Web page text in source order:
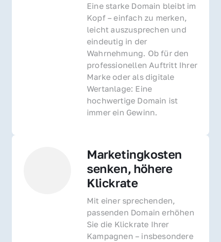
Eine starke Domain bleibt im
Kopf – einfach zu merken,
leicht auszusprechen und
eindeutig in der
Wahrnehmung. Ob für den
professionellen Auftritt Ihrer
Marke oder als digitale
Wertanlage: Eine
hochwertige Domain ist
immer ein Gewinn.
Marketingkosten
senken, höhere
Klickrate
Mit einer sprechenden,
passenden Domain erhöhen
Sie die Klickrate Ihrer
Kampagnen – insbesondere